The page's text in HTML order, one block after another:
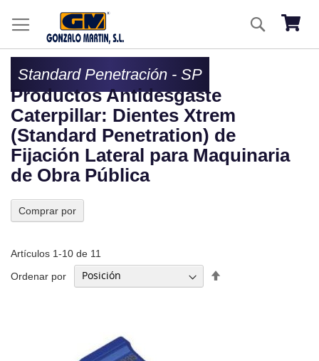
Mi
Buscar
Standard Penetración - SP
Productos Antidesgaste
Caterpillar: Dientes Xtrem
(Standard Penetration) de
Fijación Lateral para Maquinaria
de Obra Pública
Artículos 1-10 de 11
Ordenar por
Comprar por